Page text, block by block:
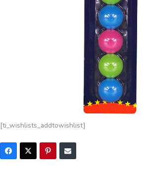
[ti_wishlists_addtowishlist]